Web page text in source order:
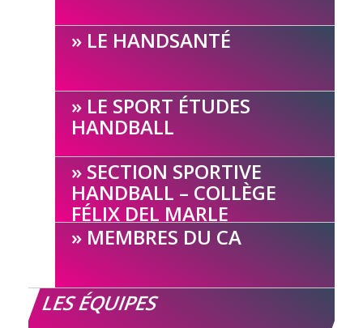
LE HANDSANTÉ
LE SPORT ÉTUDES
HANDBALL
SECTION SPORTIVE
HANDBALL – COLLÈGE
FÉLIX DEL MARLE
MEMBRES DU CA
LES ÉQUIPES